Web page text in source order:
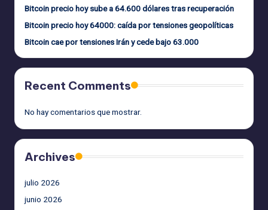
Bitcoin precio hoy sube a 64.600 dólares tras recuperación
Bitcoin precio hoy 64000: caída por tensiones geopolíticas
Bitcoin cae por tensiones Irán y cede bajo 63.000
Recent Comments
No hay comentarios que mostrar.
Archives
julio 2026
junio 2026